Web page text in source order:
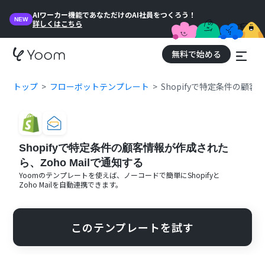
NEW
AIワーカー機能であなただけのAI社員をつくろう！
詳しくはこちら
無料で始める
トップ フローボットテンプレート Shopifyで特定条件の顧客
Shopifyで特定条件の顧客情報が作成された
ら、Zoho Mailで通知する
Yoomのテンプレートを使えば、ノーコードで簡単にShopifyと
Zoho Mailを自動連携できます。
このテンプレートを試す